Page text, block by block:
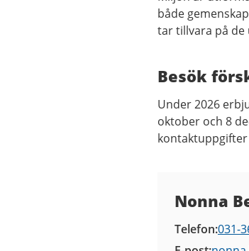
både
tar tillvara på de
Besök
Under 2026
oktober och 8
Nonna
Telefon 031-